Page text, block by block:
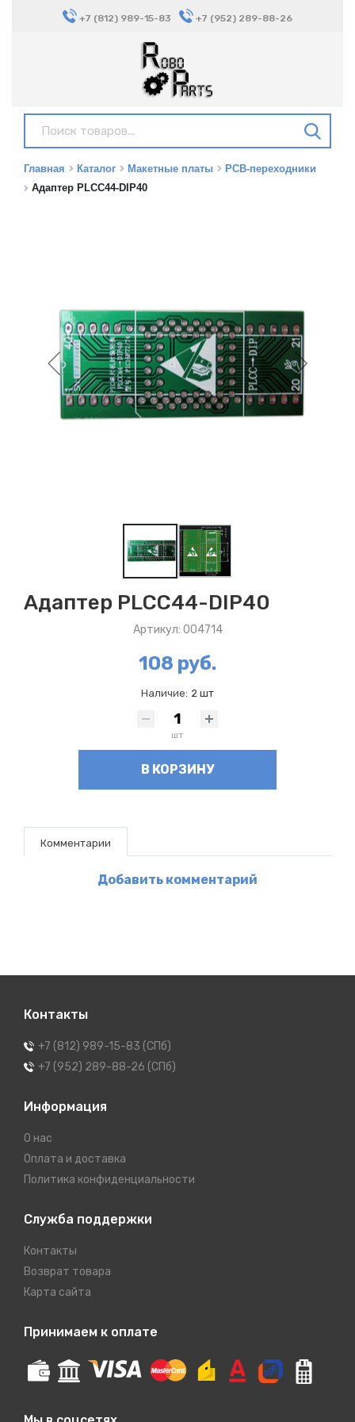
+7 (812) 989-15-83 +7 (952) 289-88-26
Главная Каталог Макетные платы
PCB-переходники
Адаптер PLCC44-DIP40
Адаптер PLCC44-DIP40
Артикул: 004714
108 руб.
Наличие: 2 шт
шт
В КОРЗИНУ
Комментарии
Добавить комментарий
Контакты
+7 (812) 989-15-83 (СПб)
+7 (952) 289-88-26 (СПб)
Информация
О нас
Оплата и доставка
Политика конфиденциальности
Служба поддержки
Контакты
Возврат товара
Карта сайта
Принимаем к оплате